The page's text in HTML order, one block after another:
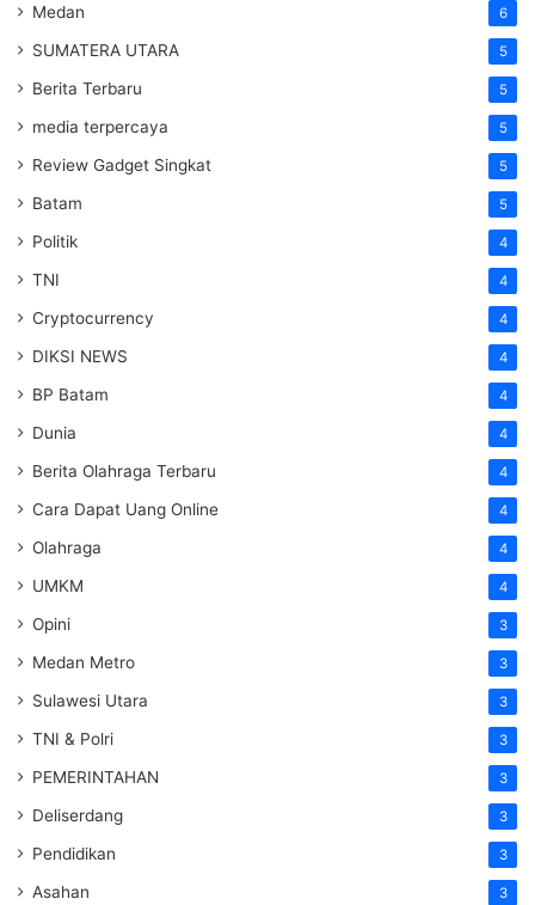
Medan 6
SUMATERA UTARA 5
Berita Terbaru 5
media terpercaya 5
Review Gadget Singkat 5
Batam 5
Politik 4
TNI 4
Cryptocurrency 4
DIKSI NEWS 4
BP Batam 4
Dunia 4
Berita Olahraga Terbaru 4
Cara Dapat Uang Online 4
Olahraga 4
UMKM 4
Opini 3
Medan Metro 3
Sulawesi Utara 3
TNI & Polri 3
PEMERINTAHAN 3
Deliserdang 3
Pendidikan 3
Asahan 3